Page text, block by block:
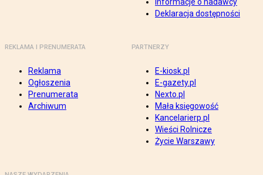
Deklaracja dostępności
REKLAMA I PRENUMERATA
Reklama
Ogłoszenia
Prenumerata
Archiwum
PARTNERZY
E-kiosk.pl
E-gazety.pl
Nexto.pl
Mała księgowość
Kancelarierp.pl
Wieści Rolnicze
Życie Warszawy